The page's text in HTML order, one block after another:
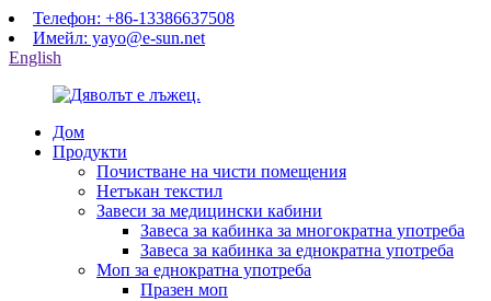
Телефон: +86-13386637508
Имейл: yayo@e-sun.net
English
Дом
Продукти
Почистване на чисти помещения
Нетъкан текстил
Завеси за медицински кабини
Завеса за кабинка за многократна употреба
Завеса за кабинка за еднократна употреба
Моп за еднократна употреба
Празен моп